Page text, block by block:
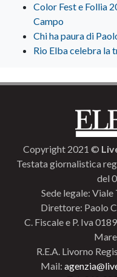
Color Fest e Follia
Campo
Chi ha paura di
Rio Elba celebra la
Copyright 2021 ©
Testata giornalistica
del
Sede legale:
Direttore: Paolo
C. Fiscale e P. Iva
R.E.A. Livorno
Mail: